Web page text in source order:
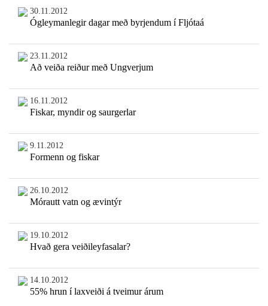
30.11.2012
Ógleymanlegir dagar með byrjendum í Fljótaá
23.11.2012
Að veiða reiður með Ungverjum
16.11.2012
Fiskar, myndir og saurgerlar
9.11.2012
Formenn og fiskar
26.10.2012
Mórautt vatn og ævintýr
19.10.2012
Hvað gera veiðileyfasalar?
14.10.2012
55% hrun í laxveiði á tveimur árum